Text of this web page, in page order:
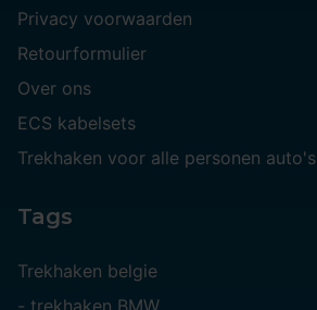
Privacy voorwaarden
Retourformulier
Over ons
ECS kabelsets
Trekhaken voor alle personen auto's
Tags
Trekhaken belgie